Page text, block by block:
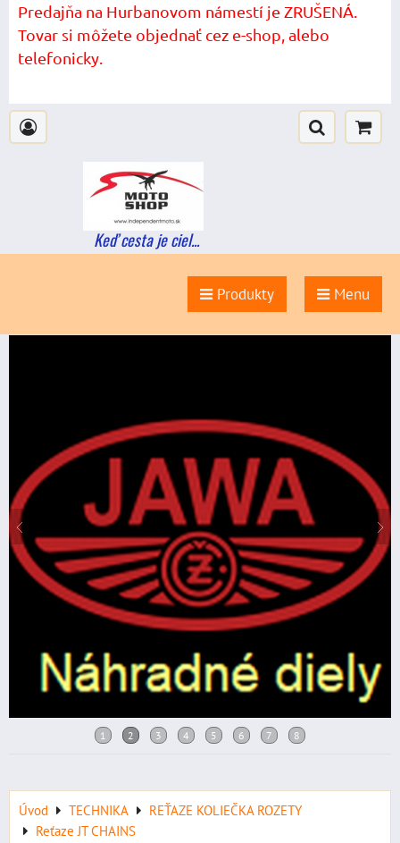
Predajňa na Hurbanovom námestí je ZRUŠENÁ.
Tovar si môžete objednať cez e-shop, alebo
telefonicky.
Keď cesta je ciel...
Produkty Menu
Úvod TECHNIKA
REŤAZE KOLIEČKA ROZETY
Reťaze JT CHAINS